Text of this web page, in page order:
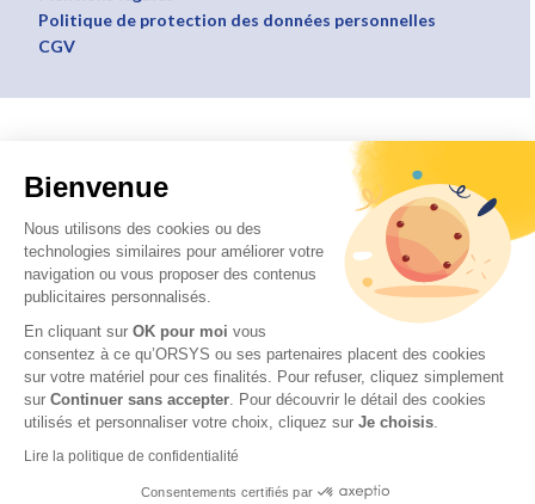
Bienvenue
Nous utilisons des cookies ou des
technologies similaires pour améliorer votre
navigation ou vous proposer des contenus
publicitaires personnalisés.
En cliquant sur OK pour moi vous
consentez à ce qu’ORSYS ou ses partenaires placent des cookies
sur votre matériel pour ces finalités. Pour refuser, cliquez simplement
sur Continuer sans accepter. Pour découvrir le détail des cookies
utilisés et personnaliser votre choix, cliquez sur Je choisis.
Lire la politique de confidentialité
Consentements certifiés par
Politique de protection des données personnelles
CGV